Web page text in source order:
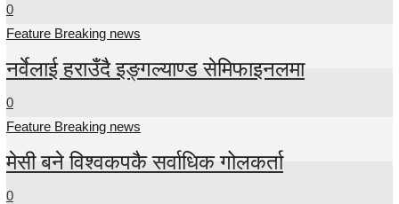
0
Feature Breaking news
नर्वेलाई हराउँदै इङ्गल्याण्ड सेमिफाइनलमा
0
Feature Breaking news
मेसी बने विश्वकपकै सर्वाधिक गोलकर्ता
0